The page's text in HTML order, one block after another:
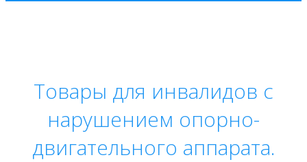
Товары для инвалидов с
нарушением опорно-
двигательного аппарата.